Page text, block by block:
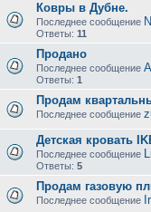
Ковры в Дубне.
Последнее сообщение
Ответы: 11
Продано
Последнее сообщение
Ответы: 1
Продам
Последнее сообщение
Детская кровать
Последнее сообщение
Ответы: 5
Продам газовую
Последнее сообщение